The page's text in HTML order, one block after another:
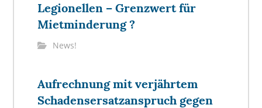
Legionellen – Grenzwert für
Mietminderung ?
News!
Aufrechnung mit verjährtem
Schadensersatzanspruch gegen